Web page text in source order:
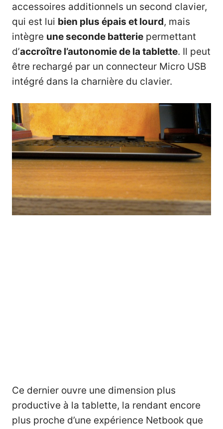
accessoires additionnels un second clavier,
qui est lui bien plus épais et lourd, mais
intègre une seconde batterie permettant
d’accroître l’autonomie de la tablette. Il peut
être rechargé par un connecteur Micro USB
intégré dans la charnière du clavier.
Ce dernier ouvre une dimension plus
productive à la tablette, la rendant encore
plus proche d’une expérience Netbook que